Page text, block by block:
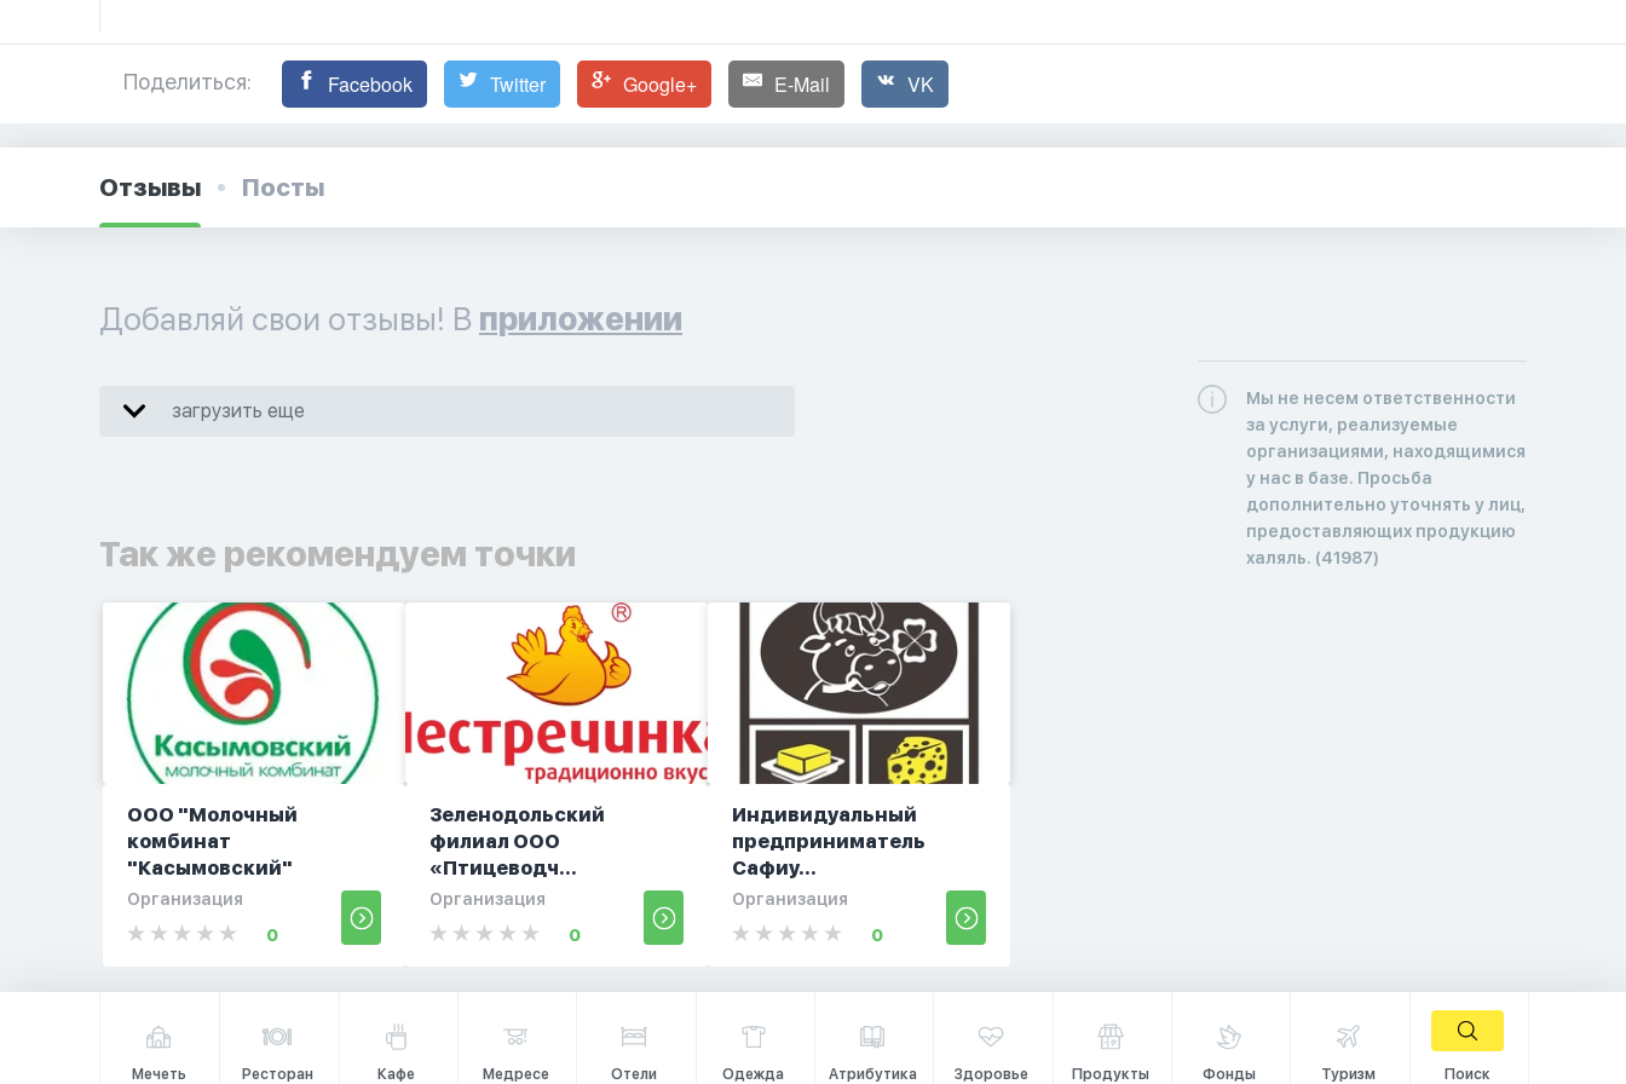
Поделиться: Facebook Twitter Google+ E-Mail VK
Отзывы Посты
Добавляй свои отзывы! В приложении
загрузить еще
Так же рекомендуем точки
ООО "Молочный
комбинат
"Касымовский"
Организация
0
Зеленодольский
филиал ООО
«Птицеводч...
Организация
0
Индивидуальный
предприниматель
Сафиу...
Организация
0
Мы не несем ответственности
за услуги, реализуемые
организациями, находящимися
у нас в базе. Просьба
дополнительно уточнять у лиц,
предоставляющих продукцию
халяль. (41987)
Мечеть Ресторан Кафе Медресе Отели Одежда Атрибутика Здоровье Продукты Фонды Туризм Поиск